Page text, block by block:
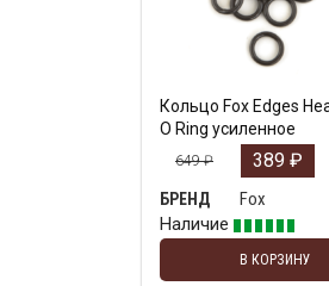
Кольцо Fox Edges
O Ring усиленное
649₽ 389 ₽
БРЕНД
Fox
Наличие
В КОРЗИНУ